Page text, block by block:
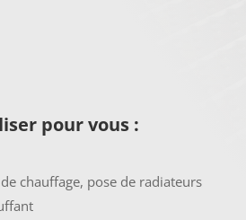
pour vous :
chauffage, pose de radiateurs